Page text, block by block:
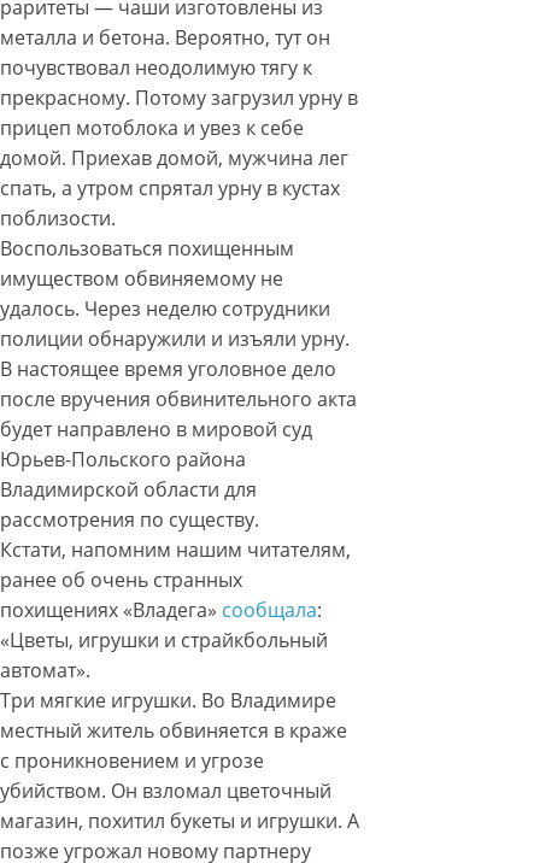
раритеты — чаши изготовлены из
металла и бетона. Вероятно, тут он
почувствовал неодолимую тягу к
прекрасному. Потому загрузил урну в
прицеп мотоблока и увез к себе
домой. Приехав домой, мужчина лег
спать, а утром спрятал урну в кустах
поблизости.
Воспользоваться похищенным
имуществом обвиняемому не
удалось. Через неделю сотрудники
полиции обнаружили и изъяли урну.
В настоящее время уголовное дело
после вручения обвинительного акта
будет направлено в мировой суд
Юрьев-Польского района
Владимирской области для
рассмотрения по существу.
Кстати, напомним нашим читателям,
ранее об очень странных
похищениях «Владега» сообщала:
«Цветы, игрушки и страйкбольный
автомат».
Три мягкие игрушки. Во Владимире
местный житель обвиняется в краже
с проникновением и угрозе
убийством. Он взломал цветочный
магазин, похитил букеты и игрушки. А
позже угрожал новому партнеру